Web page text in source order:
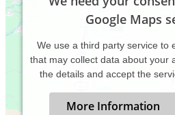
Google Maps
We use a third party service to
that may collect data about your
the details and accept the
More Information